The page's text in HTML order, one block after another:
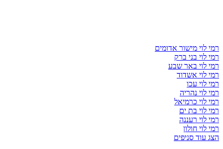
רמי לוי מישור אדומים
רמי לוי בני ברק
רמי לוי באר שבע
רמי לוי אשדוד
רמי לוי עכו
רמי לוי נהריה
רמי לוי כרמיאל
רמי לוי בת ים
רמי לוי רעננה
רמי לוי חולון
הצג עוד סניפים